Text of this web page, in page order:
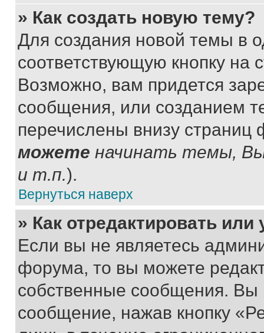
» Как создать новую тему?
Для создания новой темы в
соответствующую кнопку
Возможно, вам придется
сообщения, или созданием
перечислены внизу
можете начинать темы,
и т.п.).
Вернуться наверх
» Как отредактировать
Если вы не являетесь
форума, то вы можете
собственные сообщения. Вы
сообщение, нажав кнопку